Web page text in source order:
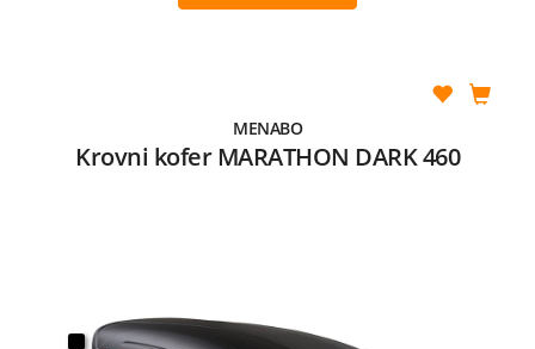
MENABO
Krovni kofer MARATHON DARK 460